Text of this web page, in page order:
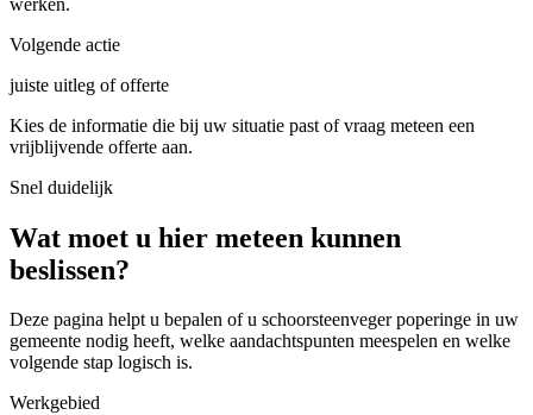
Volgende actie
juiste uitleg of offerte
Kies de informatie die bij uw situatie past of vraag meteen een
vrijblijvende offerte aan.
Snel duidelijk
Wat moet u hier meteen kunnen
beslissen?
Deze pagina helpt u bepalen of u schoorsteenveger poperinge in uw
gemeente nodig heeft, welke aandachtspunten meespelen en welke
volgende stap logisch is.
Werkgebied